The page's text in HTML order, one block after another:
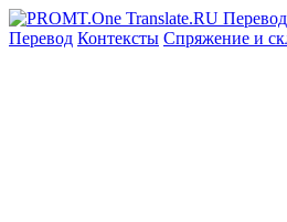
Перевод Контексты Спряжение и